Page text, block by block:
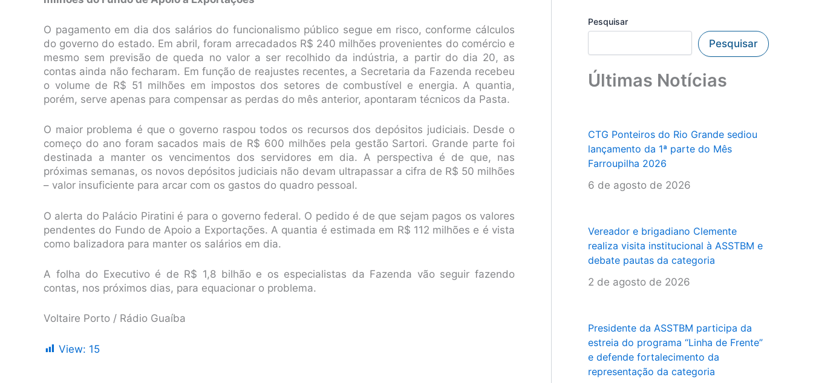
O pagamento em dia dos salários do funcionalismo público segue em risco, conforme cálculos
do governo do estado. Em abril, foram arrecadados R$ 240 milhões provenientes do comércio e
mesmo sem previsão de queda no valor a ser recolhido da indústria, a partir do dia 20, as
contas ainda não fecharam. Em função de reajustes recentes, a Secretaria da Fazenda recebeu
o volume de R$ 51 milhões em impostos dos setores de combustível e energia. A quantia,
porém, serve apenas para compensar as perdas do mês anterior, apontaram técnicos da Pasta.
O maior problema é que o governo raspou todos os recursos dos depósitos judiciais. Desde o
começo do ano foram sacados mais de R$ 600 milhões pela gestão Sartori. Grande parte foi
destinada a manter os vencimentos dos servidores em dia. A perspectiva é de que, nas
próximas semanas, os novos depósitos judiciais não devam ultrapassar a cifra de R$ 50 milhões
– valor insuficiente para arcar com os gastos do quadro pessoal.
O alerta do Palácio Piratini é para o governo federal. O pedido é de que sejam pagos os valores
pendentes do Fundo de Apoio a Exportações. A quantia é estimada em R$ 112 milhões e é vista
como balizadora para manter os salários em dia.
A folha do Executivo é de R$ 1,8 bilhão e os especialistas da Fazenda vão seguir fazendo
contas, nos próximos dias, para equacionar o problema.
Voltaire Porto / Rádio Guaíba
View: 15
Pesquisar
Pesquisar
Últimas Notícias
CTG Ponteiros do Rio Grande sediou
lançamento da 1ª parte do Mês
Farroupilha 2026
6 de agosto de 2026
Vereador e brigadiano Clemente
realiza visita institucional à ASSTBM e
debate pautas da categoria
2 de agosto de 2026
Presidente da ASSTBM participa da
estreia do programa “Linha de Frente”
e defende fortalecimento da
representação da categoria